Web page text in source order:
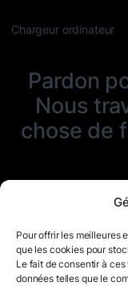
Pour offrir les meilleures
que les cookies pour
Le fait de consentir à
données telles que le
Chargeur ordinateur
Pardon
Nous
chose de